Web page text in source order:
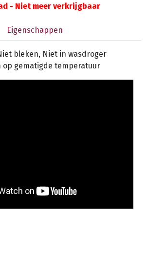
- Niet meer verkrijgbaar
Eigenschappen
bleken, Niet in wasdroger
op gematigde temperatuur